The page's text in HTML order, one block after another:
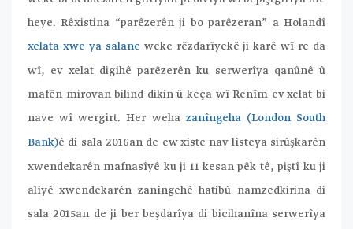
heye. Rêxistina “parêzerên ji bo parêzeran” a Holandî
xelata xwe ya salane weke rêzdarîyekê ji karê wî re da
wî, ev xelat digihê parêzerên ku serwerîya qanûnê û
mafên mirovan bilind dikin û keça wî Renîm ev xelat bi
nave wî wergirt. Her weha zanîngeha (London South
Bank)ê di sala 2016an de ew xiste nav lîsteya sirûşkarên
xwendekarên mafnasîyê ku ji 11 kesan pêk tê, piştî ku ji
alîyê xwendekarên zanîngehê hatibû namzedkirina di
sala 2015an de ji ber beşdarîya di bicihanîna serwerîya